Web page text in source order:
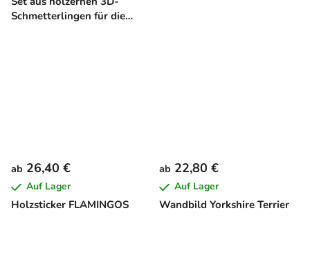
Schmetterlingen für die
Holzsticker FLAMINGOS
ab 26,40 €
Auf Lager
Wandbild Yorkshire Terrier
ab 22,80 €
Auf Lager